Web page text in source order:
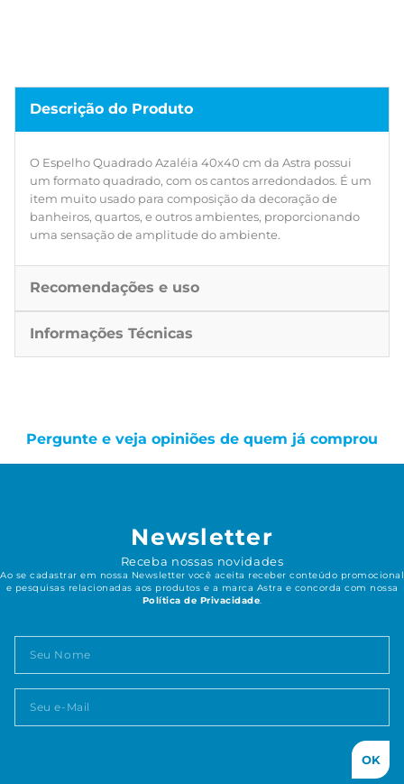
Descrição do Produto
O Espelho Quadrado Azaléia 40x40 cm da Astra possui
um formato quadrado, com os cantos arredondados. É um
item muito usado para composição da decoração de
banheiros, quartos, e outros ambientes, proporcionando
uma sensação de amplitude do ambiente.
Recomendações e uso
Informações Técnicas
Pergunte e veja opiniões de quem já comprou
Newsletter
Receba nossas novidades
Ao se cadastrar em nossa Newsletter você aceita receber conteúdo promocional
e pesquisas relacionadas aos produtos e a marca Astra e concorda com nossa
Política de Privacidade
OK